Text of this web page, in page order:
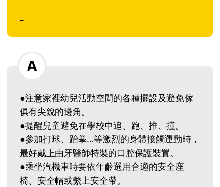
●注意家裡幼兒活動空間的各種擺設及避免傢
俱有尖銳的邊角。
●提醒兒童避免在學校中追、跑、推、撞。
●參加打球、跆拳…等激烈的身體接觸運動時，
最好戴上由牙醫師特製的口腔保護裝置。
●乘坐汽機車時要依年齡選用合適的安全座
椅、安全帽或繫上安全帶。